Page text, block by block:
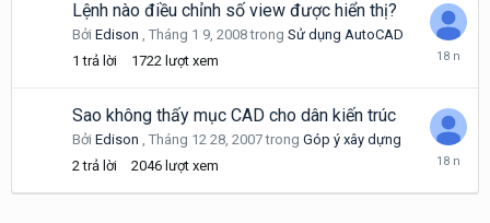
Lệnh nào điều chỉnh số view được hiển thị?
Bởi Edison , Tháng 1 9, 2008trong Sử dụng AutoCAD
1 trả lời 1722 lượt xem
Tháng
2008
Sao không thấy mục CAD cho dân kiến trúc
Bởi Edison , Tháng 12 28, 2007trong Góp ý xây dựng
2 trả lời 2046 lượt xem
Tháng
28,